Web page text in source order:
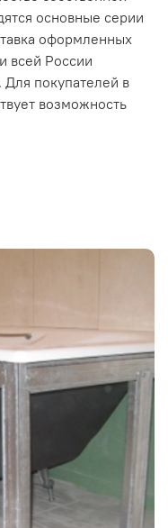
основные серии
оформленных
всей России
покупателей в
возможность